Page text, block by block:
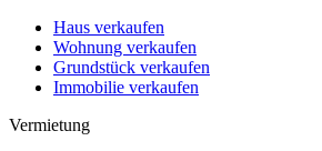
Haus verkaufen
Wohnung verkaufen
Grundstück verkaufen
Immobilie verkaufen
Vermietung